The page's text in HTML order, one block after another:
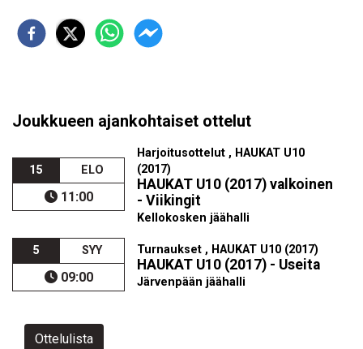
Joukkueen ajankohtaiset ottelut
15 ELO
11:00
Harjoitusottelut , HAUKAT U10
(2017)
HAUKAT U10 (2017) valkoinen
- Viikingit
Kellokosken jäähalli
5 SYY
09:00
Turnaukset , HAUKAT U10 (2017)
HAUKAT U10 (2017) - Useita
Järvenpään jäähalli
Ottelulista